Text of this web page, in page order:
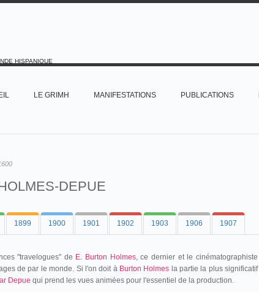
HISPANIQUE
LE GRIMH MANIFESTATIONS PUBLICATIONS
DEPUE
1899 1900 1901 1902 1903 1906 1907
"travelogues" de E. Burton Holmes, ce dernier et le cinématographiste
de par le monde. Si l'on doit à Burton Holmes la partie la plus significatif
Depue qui prend les vues animées pour l'essentiel de la production.